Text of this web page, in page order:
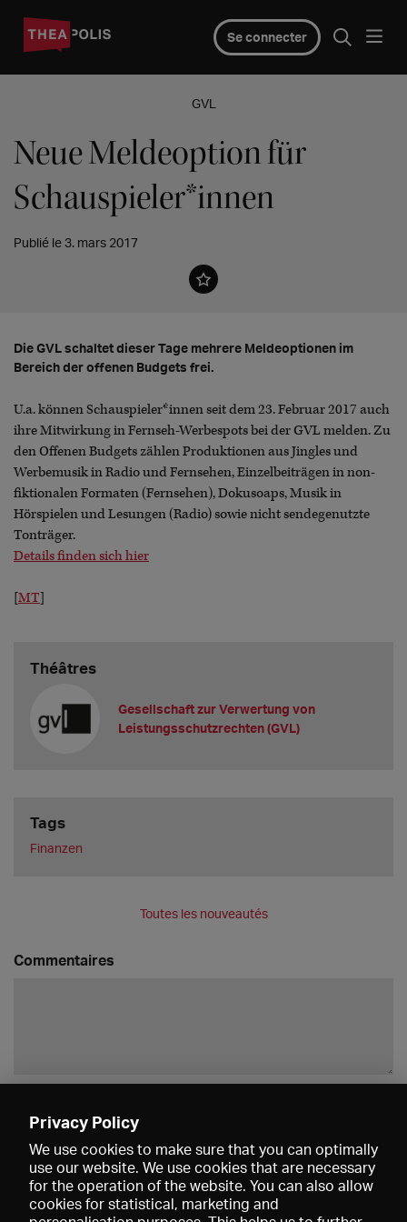
Se connecter
GVL
Neue Meldeoption für
Schauspieler*innen
Publié le 3. mars 2017
Die GVL schaltet dieser Tage mehrere Meldeoptionen im
Bereich der offenen Budgets frei.
U.a. können Schauspieler*innen seit dem 23. Februar 2017 auch
ihre Mitwirkung in Fernseh-Werbespots bei der GVL melden. Zu
den Offenen Budgets zählen Produktionen aus Jingles und
Werbemusik in Radio und Fernsehen, Einzelbeiträgen in non-
fiktionalen Formaten (Fernsehen), Dokusoaps, Musik in
Hörspielen und Lesungen (Radio) sowie nicht sendegenutzte
Tonträger.
Details finden sich hier
[MT]
Théâtres
Gesellschaft zur Verwertung von
Leistungsschutzrechten (GVL)
Tags
Finanzen
Toutes les nouveautés
Commentaires
Privacy Policy
We use cookies to make sure that you can optimally
use our website. We use cookies that are necessary
for the operation of the website. You can also allow
cookies for statistical, marketing and